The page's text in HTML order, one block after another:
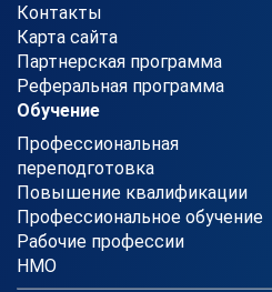
Контакты
Карта сайта
Партнерская программа
Реферальная программа
Обучение
Профессиональная
переподготовка
Повышение квалификации
Профессиональное обучение
Рабочие профессии
НМО